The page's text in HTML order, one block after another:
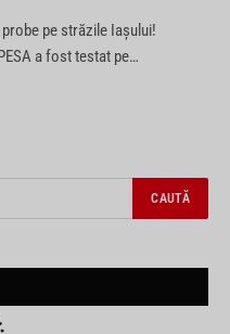
pe străzile Iașului!
a fost testat pe…